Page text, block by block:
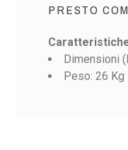
PRESTO
Dimensioni
Peso: 26 Kg